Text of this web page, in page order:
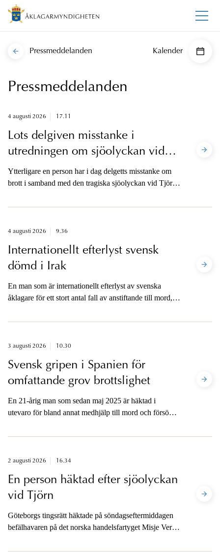
Pressmeddelanden Kalender
Pressmeddelanden
4 augusti 2026 17.11
Lots delgiven misstanke i
utredningen om sjöolyckan vid
Tjörn
Ytterligare en person har i dag delgetts misstanke om
brott i samband med den tragiska sjöolyckan vid Tjörn
lotsningsverksamhet misstänks på skälig misstanke, den
vållande till annans död. Lotsen förnekar brott.
4 augusti 2026 9.36
Internationellt efterlyst svensk
dömd i Irak
En man som är internationellt efterlyst av svenska
åklagare för ett stort antal fall av anstiftande till mord,
har dömts till livstids fängelse av en domstol i
mellan svenska åklagare och det irakiska rättsväsendet.
3 augusti 2026 10.30
Svensk gripen i Spanien för
omfattande grov brottslighet
En 21-årig man som sedan maj 2025 är häktad i
utevaro för bland annat medhjälp till mord och försök
greps under natten till lördag den 1 augusti.
2 augusti 2026 16.34
En person häktad efter sjöolyckan
vid Tjörn
Göteborgs tingsrätt häktade på söndagseftermiddagen
befälhavaren på det norska handelsfartyget Misje Verde
annans död. Åklagaren kommenterar olycksförloppet